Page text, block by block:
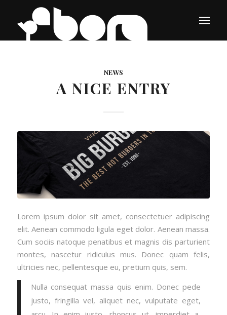
NEWS
A NICE ENTRY
Lorem ipsum dolor sit amet, consectetuer adipiscing
elit. Aenean commodo ligula eget dolor. Aenean massa.
Cum sociis natoque penatibus et magnis dis parturient
montes, nascetur ridiculus mus. Donec quam felis,
ultricies nec, pellentesque eu, pretium quis, sem.
Nulla consequat massa quis enim. Donec pede
justo, fringilla vel, aliquet nec, vulputate eget,